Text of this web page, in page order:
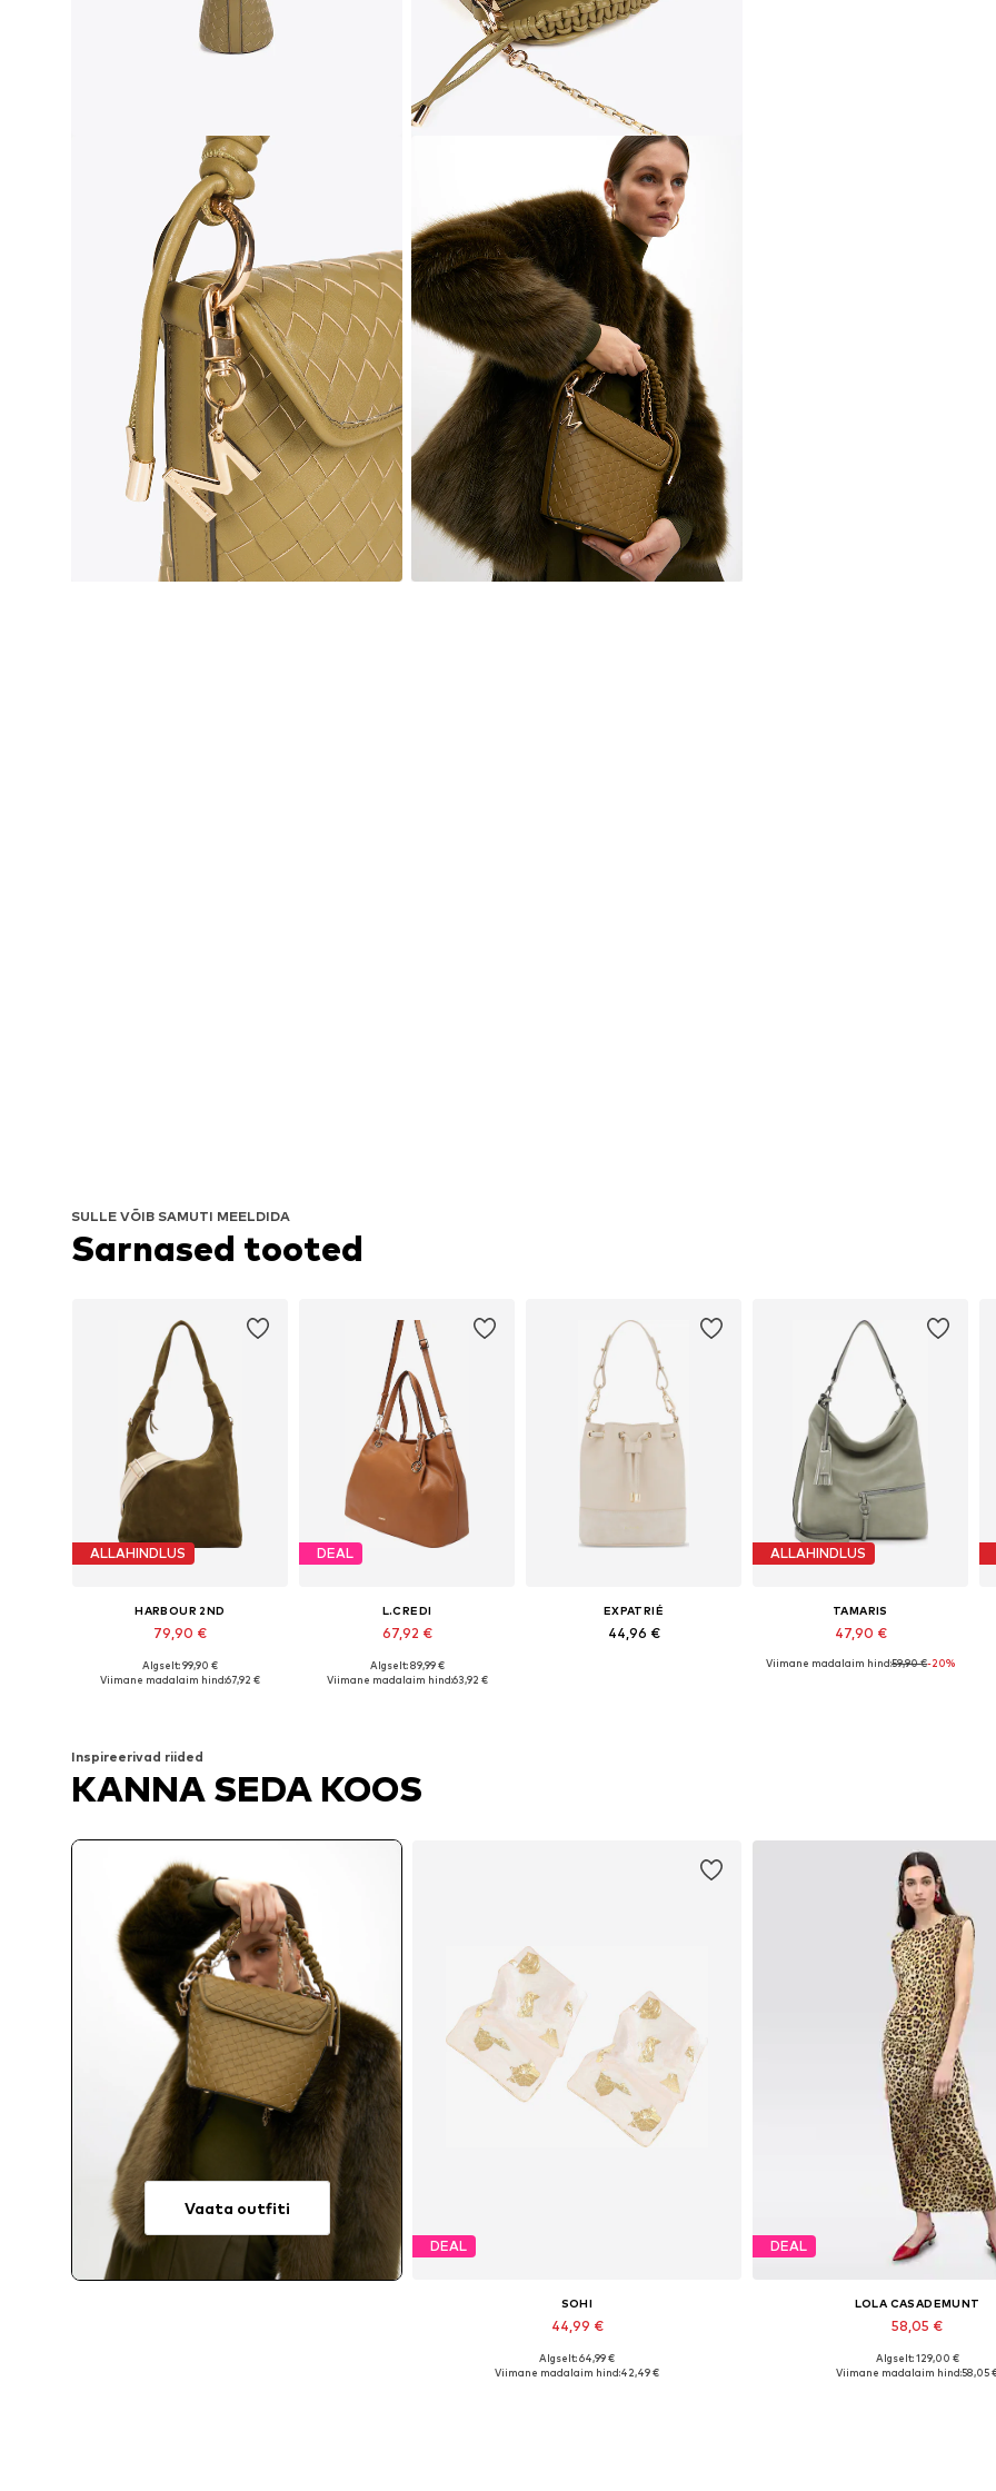
SULLE VÕIB SAMUTI MEELDIDA
Sarnased tooted
ALLAHINDLUS
HARBOUR 2ND
79,90 €
Saadaolevad suurused: One Size
Algselt: 99,90 €
Viimane madalaim hind:67,92 €
DEAL
L.CREDI
67,92 €
Saadaolevad suurused: One Size
Algselt: 89,99 €
Viimane madalaim hind:63,92 €
EXPATRIÉ
44,96 €
ALLAHINDLUS
TAMARIS
47,90 €
Saadaolevad suurused: One Size
Viimane madalaim hind:59,90 €-20%
Inspireerivad riided
KANNA SEDA KOOS
Vaata outfiti
DEAL
SOHI
44,99 €
Saadaolevad suurused: Onesize
Algselt: 64,99 €
Viimane madalaim hind:42,49 €
DEAL
LOLA CASADEMUNT
58,05 €
Saadaolevad suurused: 34, 36, 38,
Algselt: 129,00 €
Viimane madalaim hind:58,05